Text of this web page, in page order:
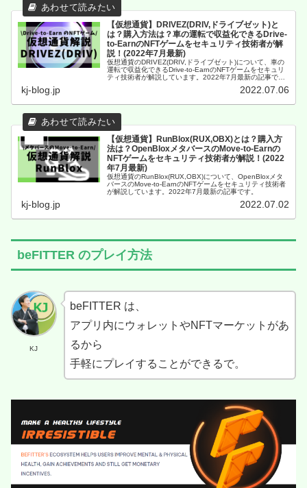
【仮想通貨】DRIVEZ(DRIV,ドライブゼット)と
は？購入方法は？車の運転で収益化できるDrive-
to-EarnのNFTゲームをセキュリティ技術者が解
説！(2022年7月最新)
仮想通貨のDRIVEZ(DRIV,ドライブゼット)について、車の
運転で収益化できるDrive-to-EarnのNFTゲームをセキュリ
ティ技術者が解説しています。2022年7月最新の記事で
kj-blog.jp 2022.07.06
【仮想通貨】RunBlox(RUX,OBX)とは？購入方
法は？OpenBloxメタバースのMove-to-Earnの
NFTゲームをセキュリティ技術者が解説！(2022
年7月最新)
仮想通貨のRunBlox(RUX,OBX)について、OpenBloxメタ
バースのMove-to-EarnのNFTゲームをセキュリティ技術者
が解説しています。2022年7月最新の記事です。
kj-blog.jp 2022.07.02
beFITTER のプレイ方法
KJ
beFITTER は、
アプリ内にウォレットやNFTマーケットがあ
るから
手軽にプレイすることができるで。